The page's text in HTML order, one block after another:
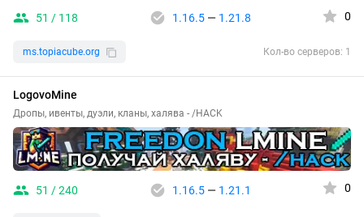
51 / 118 1.16.5— 1.21.8 0
ms.topiacube.org Кол-во серверов: 1
LogovoMine
Дропы, ивенты, дуэли, кланы, халява - /HACK
51 / 240 1.16.5— 1.21.1 0